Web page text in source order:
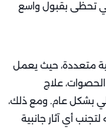
تحظى بقبول واسع
متعددة، حيث يعمل
الحصوات، علاج
بشكل عام. ومع ذلك،
أي آثار جانبية